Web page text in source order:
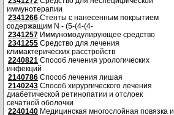
иммунотерапии
2341266 Стенты с нанесенным покрытием
содержащим N - (5-(4-(4-
2341257 Иммуномодулирующее средство
2341255 Средство для лечения
климактерических расстройств
2240821 Способ лечения урологических
инфекций
2140786 Способ лечения лишая
2140243 Способ хирургического лечения
диабетической ретинопатии и отслоек
сечатной оболочки
2240140 Медицинская многослойная повязка и